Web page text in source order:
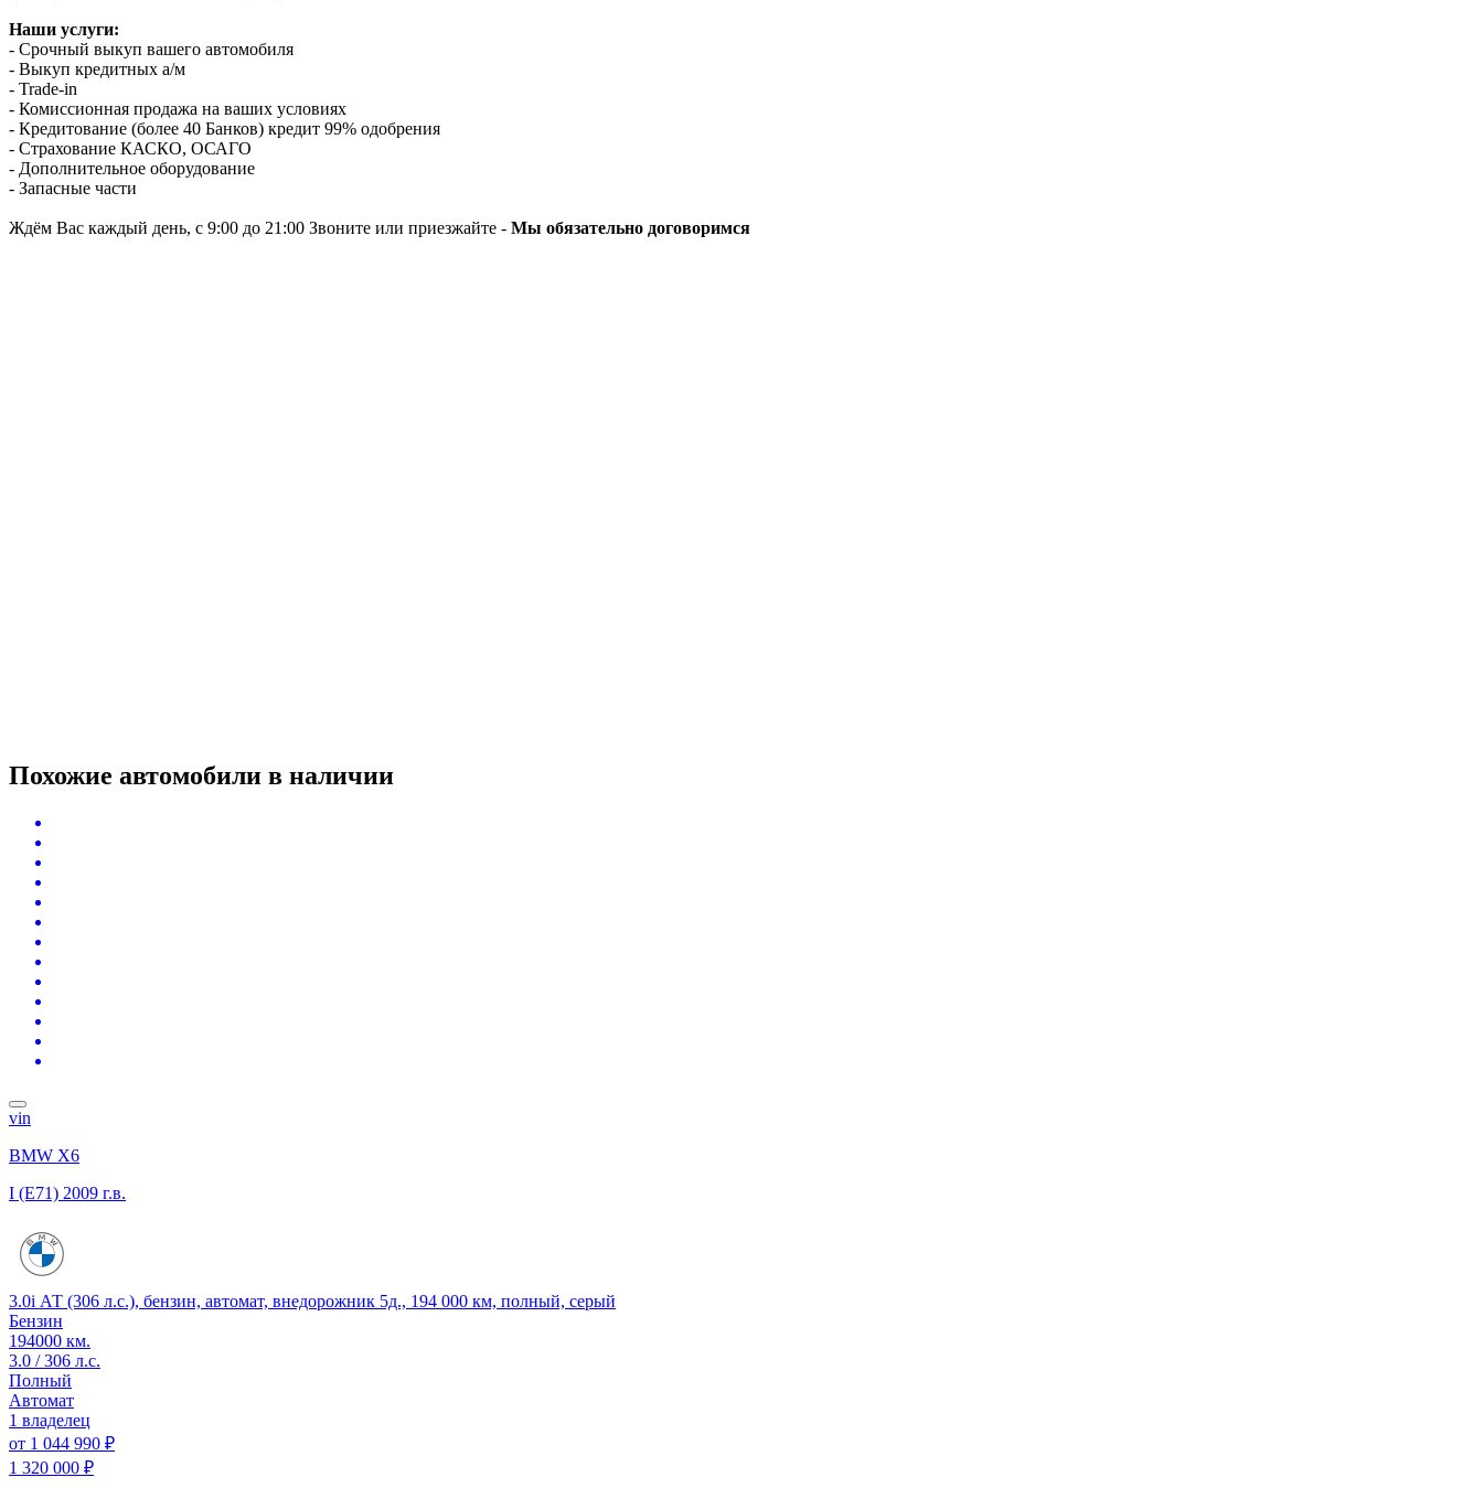
Наши услуги:
- Срочный выкуп вашего автомобиля
- Выкуп кредитных а/м
- Trade-in
- Комиссионная продажа на ваших условиях
- Кредитование (более 40 Банков) кредит 99% одобрения
- Страхование КАСКО, ОСАГО
- Дополнительное оборудование
- Запасные части
Ждём Вас каждый день, с 9:00 до 21:00 Звоните или приезжайте - Мы обязательно договоримся
Похожие автомобили в наличии
vin
BMW X6
I (E71) 2009 г.в.
3.0i АТ (306 л.с.), бензин, автомат, внедорожник 5д., 194 000 км, полный, серый
Бензин
194000 км.
3.0 / 306 л.с.
Полный
Автомат
1 владелец
от 1 044 990 ₽
1 320 000 ₽